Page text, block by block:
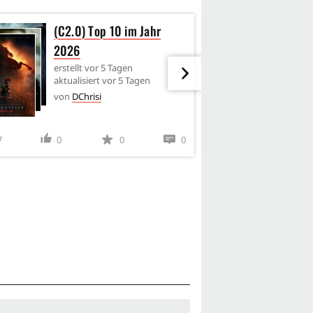
(C2.0) Top 10 im Jahr
2026
erstelltvor 5 Tagen
aktualisiertvor 5 Tagen
von DChrisi
0 0 0